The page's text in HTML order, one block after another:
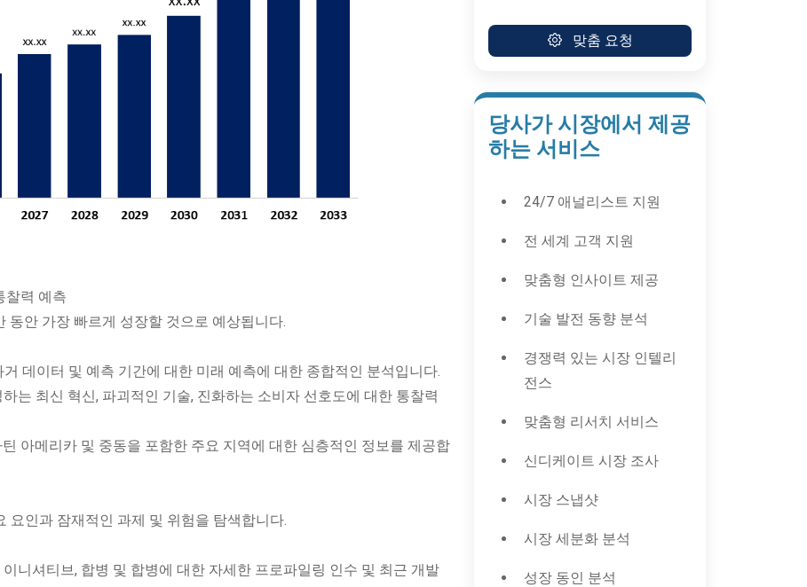
찰력 예측
동안 가장 빠르게 성장할 것으로 예상됩니다.
데이터 및 예측 기간에 대한 미래 예측에 대한 종합적인 분석입니다.
는 최신 혁신, 파괴적인 기술, 진화하는 소비자 선호도에 대한 통찰력
아메리카 및 중동을 포함한 주요 지역에 대한 심층적인 정보를 제공합
요인과 잠재적인 과제 및 위험을 탐색합니다.
니셔티브, 합병 및 합병에 대한 자세한 프로파일링 인수 및 최근 개발
맞춤 요청
당사가 시장에서 제공
하는 서비스
24/7 애널리스트 지원
전 세계 고객 지원
맞춤형 인사이트 제공
기술 발전 동향 분석
경쟁력 있는 시장 인텔리
전스
맞춤형 리서치 서비스
신디케이트 시장 조사
시장 스냅샷
시장 세분화 분석
성장 동인 분석